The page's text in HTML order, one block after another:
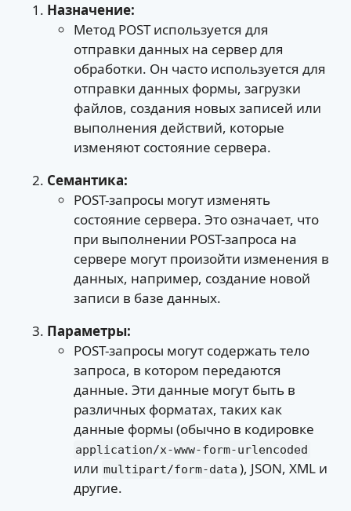
Назначение:
Метод POST используется для
отправки данных на сервер для
обработки. Он часто используется для
отправки данных формы, загрузки
файлов, создания новых записей или
выполнения действий, которые
изменяют состояние сервера.
Семантика:
POST-запросы могут изменять
состояние сервера. Это означает, что
при выполнении POST-запроса на
сервере могут произойти изменения в
данных, например, создание новой
записи в базе данных.
Параметры:
POST-запросы могут содержать тело
запроса, в котором передаются
данные. Эти данные могут быть в
различных форматах, таких как
данные формы (обычно в кодировке
application/x-www-form-urlencoded
или multipart/form-data ), JSON, XML и
другие.